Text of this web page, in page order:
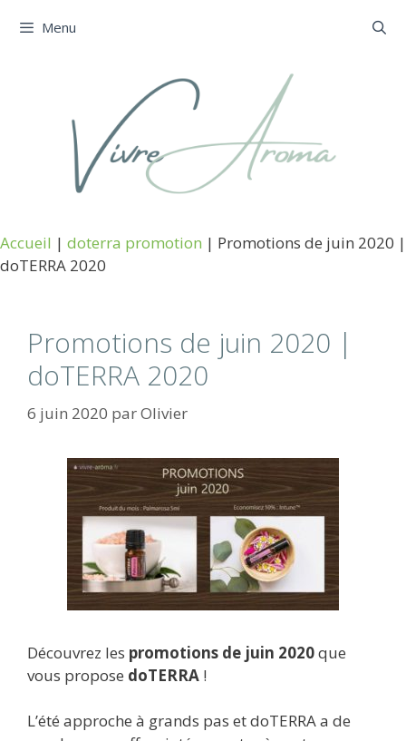
Menu
Accueil | doterra promotion | Promotions de juin 2020 |
doTERRA 2020
Promotions de juin 2020 |
doTERRA 2020
6 juin 2020 parOlivier
Découvrez les promotions de juin 2020que
vous propose doTERRA !
L’été approche à grands pas et doTERRA a de